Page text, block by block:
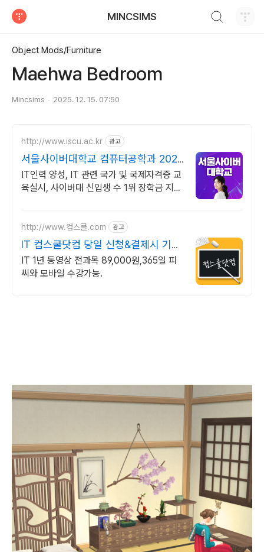
MINCSIMS
Object Mods/Furniture
Maehwa Bedroom
Mincsims 2025. 12. 15. 07:50
http://www.iscu.ac.kr 광고
서울사이버대학교 컴퓨터공학과 2026
가을학기 신편입생
IT인력 양성, IT 관련 국가 및 국제자격증 교
육실시, 사이버대 신입생 수 1위 장학금 지급
http://www.컴스쿨.com 광고
IT 컴스쿨닷컴 당일 신청&결제시 기프
티콘!
IT 1년 동영상 전과목 89,000원,365일 피
씨와 모바일 수강가능.